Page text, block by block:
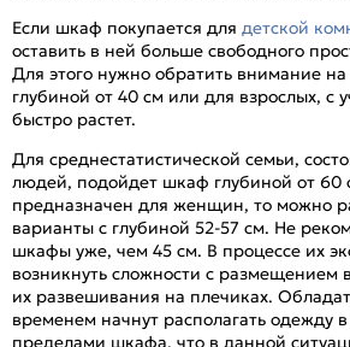
Если шкаф покупается для детской
оставить в ней больше свободного
Для этого нужно обратить внимание
глубиной от 40 см или для взрослых, с
быстро растет.
Для среднестатистической семьи,
людей, подойдет шкаф глубиной от 60
предназначен для женщин, то можно
варианты с глубиной 52-57 см. Не
шкафы уже, чем 45 см. В процессе их
возникнуть сложности с размещением
их развешивания на плечиках.
временем начнут располагать одежду
пределами шкафа, что в данной